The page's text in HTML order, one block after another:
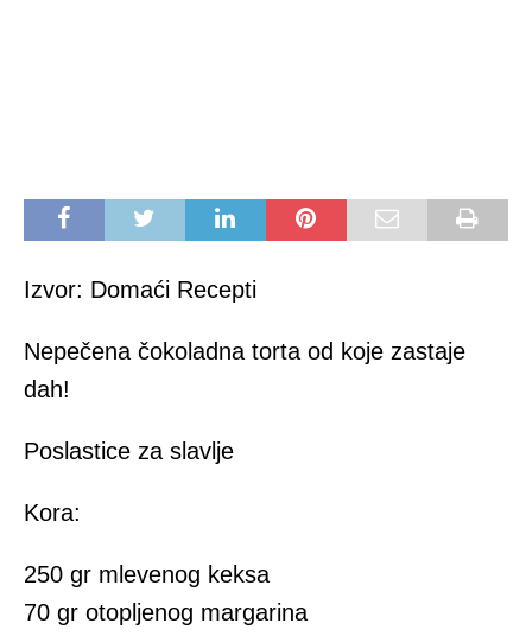
Izvor: Domaći Recepti
Nepečena čokoladna torta od koje zastaje
dah!
Poslastice za slavlje
Kora:
250 gr mlevenog keksa
70 gr otopljenog margarina